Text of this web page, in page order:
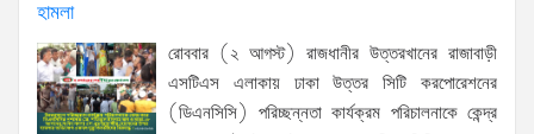
হামলা
রোববার (২ আগস্ট) রাজধানীর উত্তরখানের রাজাবাড়ী
এসটিএস এলাকায় ঢাকা উত্তর সিটি করপোরেশনের
(ডিএনসিসি) পরিচ্ছন্নতা কার্যক্রম পরিচালনাকে কেন্দ্র